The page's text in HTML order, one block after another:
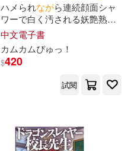
ハメられながら連続顔面シャ
ワーで白く汚される妖艶熟
女。粘液にまみれ
の表情を浮か
中文電子書
カムカムぴゅっ！
$420
試閱